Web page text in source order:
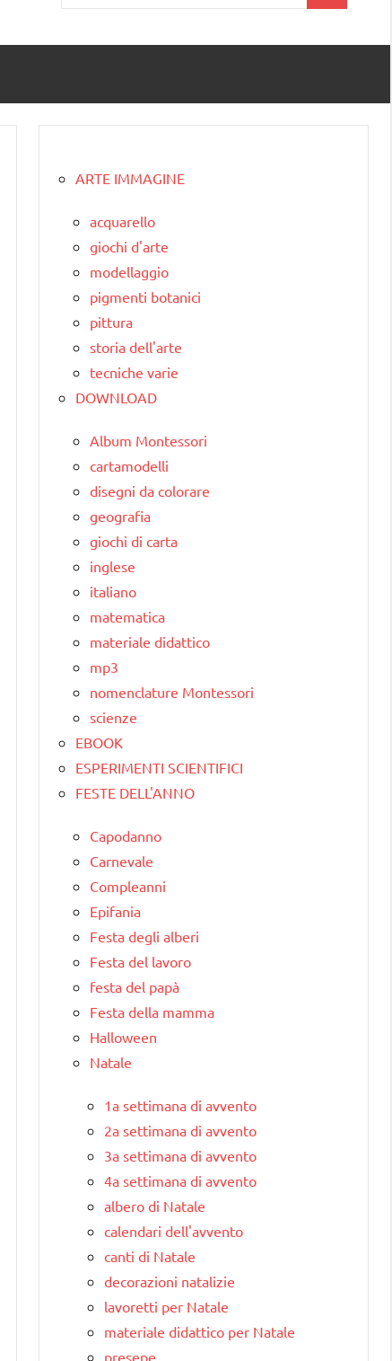
per:
ARTE IMMAGINE
acquarello
giochi d'arte
modellaggio
pigmenti botanici
pittura
storia dell'arte
tecniche varie
DOWNLOAD
Album Montessori
cartamodelli
disegni da colorare
geografia
giochi di carta
inglese
italiano
matematica
materiale didattico
mp3
nomenclature Montessori
scienze
EBOOK
ESPERIMENTI SCIENTIFICI
FESTE DELL'ANNO
Capodanno
Carnevale
Compleanni
Epifania
Festa degli alberi
Festa del lavoro
festa del papà
Festa della mamma
Halloween
Natale
1a settimana di avvento
2a settimana di avvento
3a settimana di avvento
4a settimana di avvento
albero di Natale
calendari dell'avvento
canti di Natale
decorazioni natalizie
lavoretti per Natale
materiale didattico per Natale
presepe